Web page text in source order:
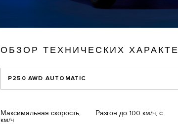
ОБЗОР ТЕХНИЧЕСКИХ
P250 AWD AUTOMATIC
Максимальная скорость,
км/ч
Разгон до 100 км/ч, с